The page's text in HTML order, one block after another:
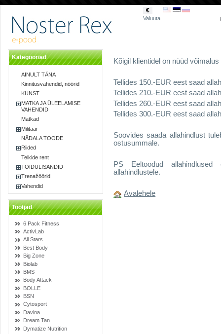
€
Valuuta
Kategooriad
AINULT TÄNA
Kinnitusvahendid, nöörid
KUNST
MATKA JA ÜLEELAMISE
VAHENDID
Matkad
Militaar
NÄDALA TOODE
Riided
Telkide rent
TOIDULISANDID
Trenažöörid
Vahendid
Tootjad
6 Pack Fitness
ActivLab
All Stars
Best Body
Big Zone
Biolab
BMS
Body Attack
BOLLE
BSN
Cytosport
Davina
Dream Tan
Dymatize Nutrition
Kõigil klientidel on nüüd
Tellides 150.-EUR eest saad
Tellides 210.-EUR eest saad
Tellides 260.-EUR eest saad
Tellides 300.-EUR eest saad
Soovides saada allahindlust
ostusummale.
PS Eeltoodud
allahindlustele.
Avalehele